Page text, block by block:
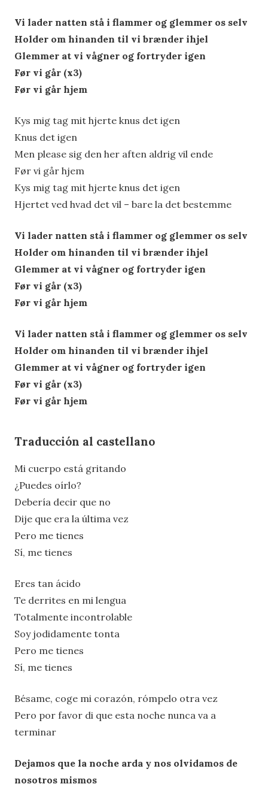
Vi lader natten stå i flammer og glemmer os selv
Holder om hinanden til vi brænder ihjel
Glemmer at vi vågner og fortryder igen
Før vi går (x3)
Før vi går hjem
Kys mig tag mit hjerte knus det igen
Knus det igen
Men please sig den her aften aldrig vil ende
Før vi går hjem
Kys mig tag mit hjerte knus det igen
Hjertet ved hvad det vil – bare la det bestemme
Vi lader natten stå i flammer og glemmer os selv
Holder om hinanden til vi brænder ihjel
Glemmer at vi vågner og fortryder igen
Før vi går (x3)
Før vi går hjem
Vi lader natten stå i flammer og glemmer os selv
Holder om hinanden til vi brænder ihjel
Glemmer at vi vågner og fortryder igen
Før vi går (x3)
Før vi går hjem
Traducción al castellano
Mi cuerpo está gritando
¿Puedes oírlo?
Debería decir que no
Dije que era la última vez
Pero me tienes
Sí, me tienes
Eres tan ácido
Te derrites en mi lengua
Totalmente incontrolable
Soy jodidamente tonta
Pero me tienes
Sí, me tienes
Bésame, coge mi corazón, rómpelo otra vez
Pero por favor di que esta noche nunca va a
terminar
Dejamos que la noche arda y nos olvidamos de
nosotros mismos